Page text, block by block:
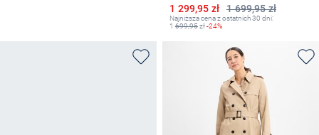
1 699,95 zł
Obniżona cena
1 299,95 zł
Najniższa cena z ostatnich 30 dni:
1 699,95zł-24%